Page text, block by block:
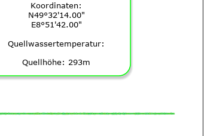
Koordinaten:
N49°32'14.00"
E8°51'42.00"
Quellwassertemperatur:
Quellhöhe: 293m